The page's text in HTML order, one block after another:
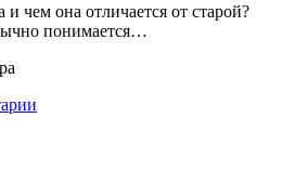
и чем она отличается от старой?
понимается…